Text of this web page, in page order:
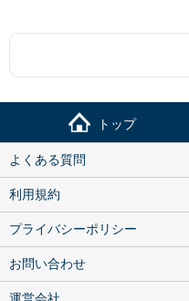
トップ
よくある質問
利用規約
プライバシーポリシー
お問い合わせ
運営会社